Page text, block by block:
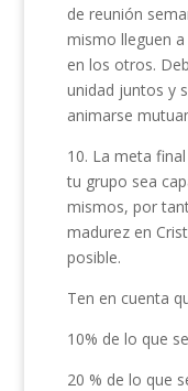
de reunión
mismo lleguen
en los otros.
unidad juntos y
animarse
10. La meta
tu grupo sea
mismos, por
madurez en
posible.
Ten en cuenta
10% de lo que
20 % de lo que